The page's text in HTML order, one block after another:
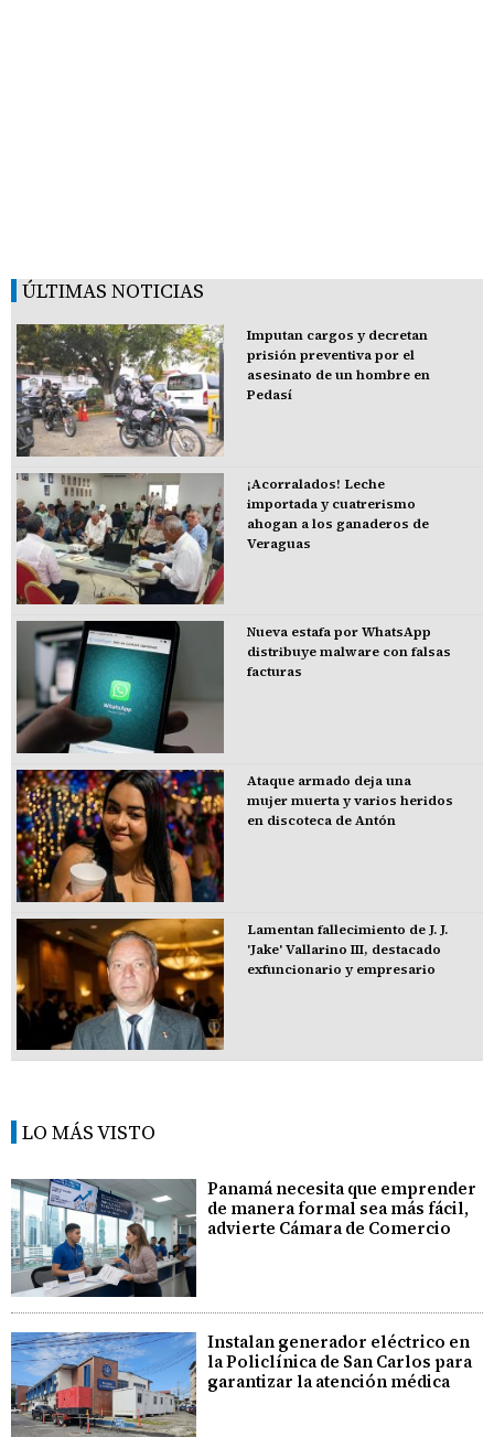
ÚLTIMAS NOTICIAS
Imputan cargos y decretan
prisión preventiva por el
asesinato de un hombre en
Pedasí
¡Acorralados! Leche
importada y cuatrerismo
ahogan a los ganaderos de
Veraguas
Nueva estafa por WhatsApp
distribuye malware con falsas
facturas
Ataque armado deja una
mujer muerta y varios heridos
en discoteca de Antón
Lamentan fallecimiento de J. J.
'Jake' Vallarino III, destacado
exfuncionario y empresario
LO MÁS VISTO
Panamá necesita que emprender
de manera formal sea más fácil,
advierte Cámara de Comercio
Instalan generador eléctrico en
la Policlínica de San Carlos para
garantizar la atención médica